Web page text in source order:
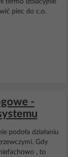
termo izolacyjnie
piec do c.o.
-
podoła działaniu
Gdy
, to